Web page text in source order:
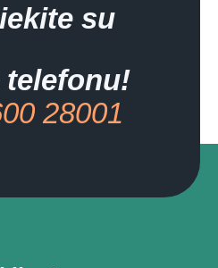
su
28001